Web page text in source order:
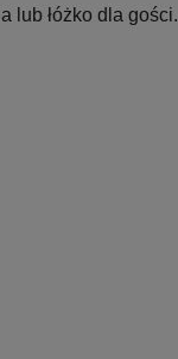
lub łóżko dla gości.